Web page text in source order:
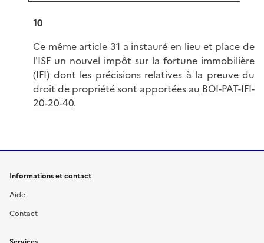
10
Ce même article 31 a instauré en lieu et place de
l'ISF un nouvel impôt sur la fortune immobilière
(IFI) dont les précisions relatives à la preuve du
droit de propriété sont apportées au BOI-PAT-IFI-
20-20-40.
Informations et contact
Aide
Contact